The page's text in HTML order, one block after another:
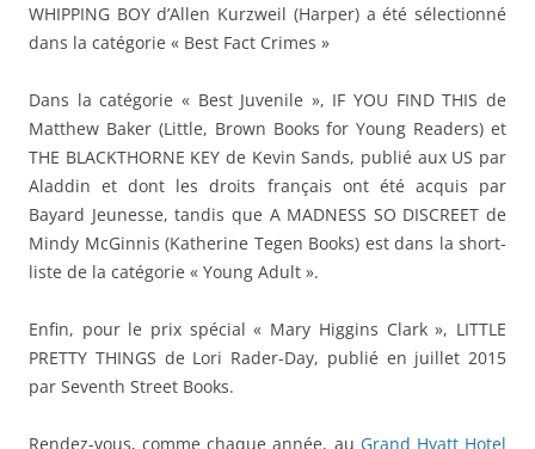
WHIPPING BOY d’Allen Kurzweil (Harper) a été sélectionné
dans la catégorie « Best Fact Crimes »
Dans la catégorie « Best Juvenile », IF YOU FIND THIS de
Matthew Baker (Little, Brown Books for Young Readers) et
THE BLACKTHORNE KEY de Kevin Sands, publié aux US par
Aladdin et dont les droits français ont été acquis par
Bayard Jeunesse, tandis que A MADNESS SO DISCREET de
Mindy McGinnis (Katherine Tegen Books) est dans la short-
liste de la catégorie « Young Adult ».
Enfin, pour le prix spécial « Mary Higgins Clark », LITTLE
PRETTY THINGS de Lori Rader-Day, publié en juillet 2015
par Seventh Street Books.
Rendez-vous, comme chaque année, au Grand Hyatt Hotel